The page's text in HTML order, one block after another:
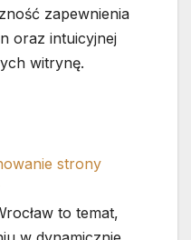
zapewnienia
oraz intuicyjnej
witrynę.
strony
to temat,